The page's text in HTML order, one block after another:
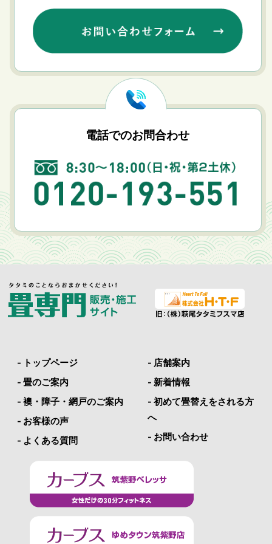
電話でのお問合わせ
- トップページ
- 畳のご案内
- 襖・障子・網戸のご案内
- お客様の声
- よくある質問
- 店舗案内
- 新着情報
- 初めて畳替えをされる方
へ
- お問い合わせ